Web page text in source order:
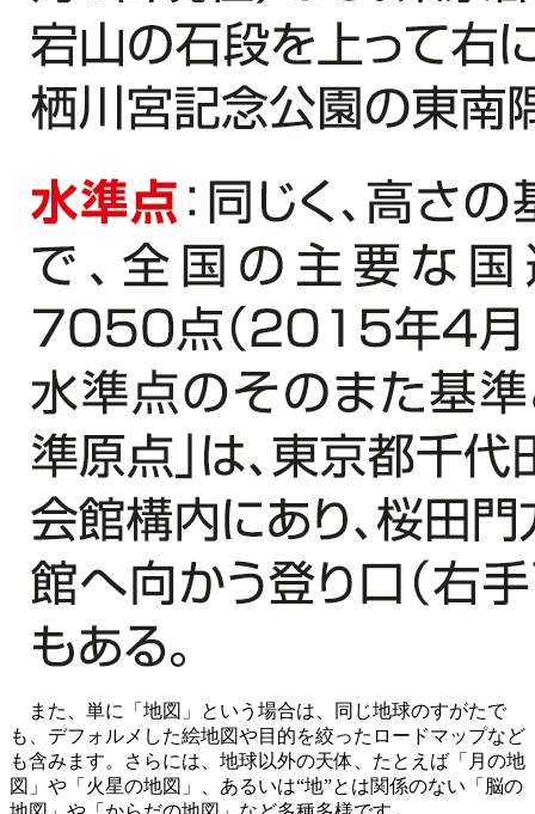
また、単に「地図」という場合は、同じ地球のすがたで
も、デフォルメした絵地図や目的を絞ったロードマップなど
も含みます。さらには、地球以外の天体、たとえば「月の地
図」や「火星の地図」、あるいは“地”とは関係のない「脳の